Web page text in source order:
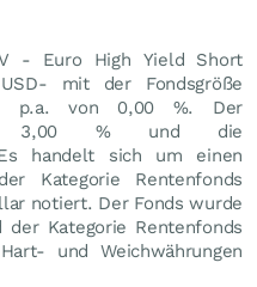
- Euro High Yield Short
mit der Fondsgröße
p.a. von 0,00 %. Der
3,00 % und die
handelt sich um einen
Kategorie Rentenfonds
notiert. Der Fonds wurde
Kategorie Rentenfonds
und Weichwährungen